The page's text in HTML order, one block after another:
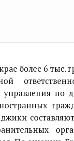
более 6 тыс.
управления по